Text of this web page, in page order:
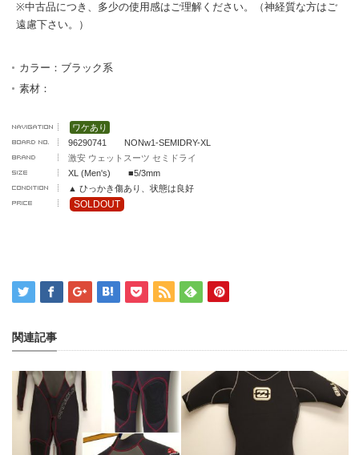
※中古品につき、多少の使用感はご理解ください。（神経質な方はご
遠慮下さい。）
カラー：ブラック系
素材：
ワケあり
96290741 NONw1-SEMIDRY-XL
激安 ウェットスーツ セミドライ
XL (Men's) ■5/3mm
▲ ひっかき傷あり、状態は良好
SOLDOUT
関連記事